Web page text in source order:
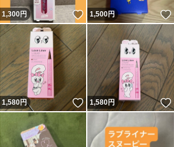
いいね！
1,300円 いいね！
1,500円
いいね！
1,580円 いいね！
1,580円